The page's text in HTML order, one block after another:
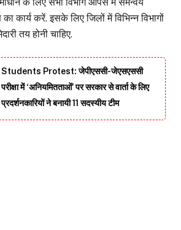
कार्य करें. इसके लिए जिलों में विभिन्न विभागों
तय होनी चाहिए.
Students Protest: जेपीएससी-जेएसएससी
परीक्षा में ‘अनियमितताओं’ पर सरकार से वार्ता के लिए
प्रदर्शनकारियों ने बनायी 11 सदस्यीय टीम